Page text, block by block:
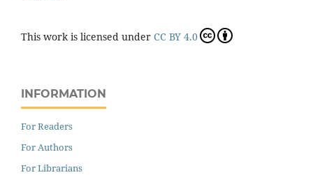
This work is licensed under CC BY 4.0
INFORMATION
For Readers
For Authors
For Librarians